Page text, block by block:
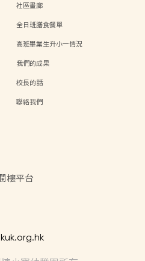
社區畫廊
全日班膳食餐單
高班畢業生升小一情況
我們的成果
校長的話
聯絡我們
樓平台